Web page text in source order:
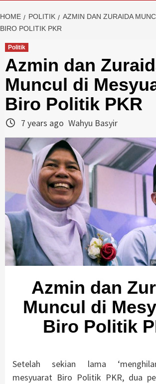
HOME POLITIK
AZMIN DAN ZURAIDA
BIRO POLITIK PKR
Politik
Azmin dan
Muncul di
Biro Politik PKR
7 years ago Wahyu Basyir
Azmin dan
Muncul di
Biro Politik
Setelah sekian lama
mesyuarat Biro Politik PKR, dua